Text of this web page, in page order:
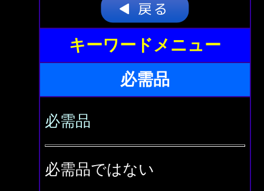
キーワードメニュー
必需品
必需品
必需品ではない